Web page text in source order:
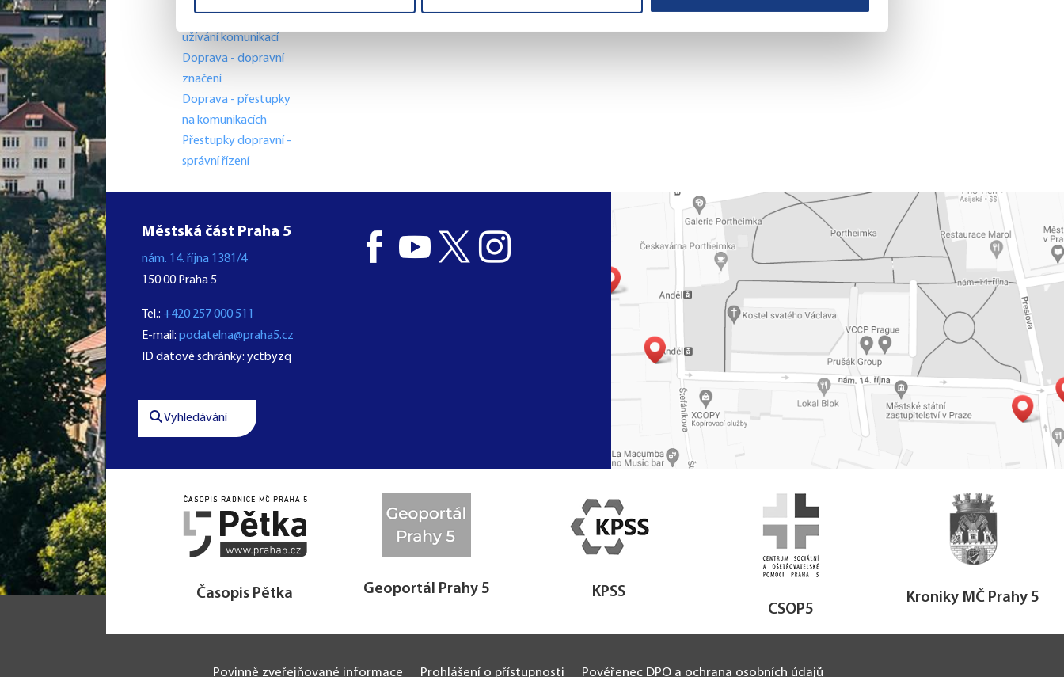
Doprava - zvláštní
užívání komunikací
Doprava - dopravní
značení
Doprava - přestupky
na komunikacích
Přestupky dopravní -
správní řízení
Městská část Praha 5
nám. 14. října 1381/4
150 00 Praha 5
Tel.: +420 257 000 511
E-mail:podatelna@praha5.cz
ID datové schránky: yctbyzq
Vyhledávání
   
Časopis Pětka Geoportál Prahy 5
KPSS
CSOP5
Kroniky MČ Prahy 5
Povinně zveřejňované informace Prohlášení o přístupnosti Pověřenec DPO a ochrana osobních údajů